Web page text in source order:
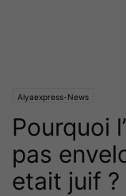
Alyaexpress-News
Pourquoi
pas
etait juif ?